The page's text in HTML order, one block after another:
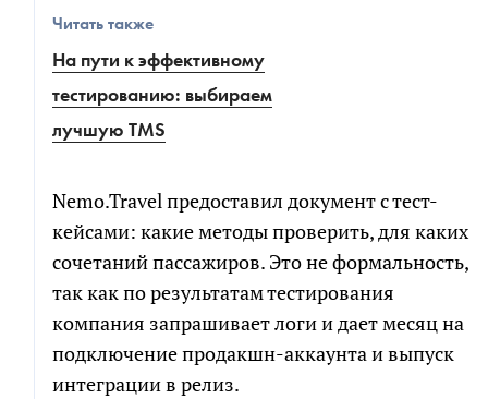
Читать также
На пути к эффективному
тестированию: выбираем
лучшую TMS
Nemo.Travel предоставил документ с тест-
кейсами: какие методы проверить, для каких
сочетаний пассажиров. Это не формальность,
так как по результатам тестирования
компания запрашивает логи и дает месяц на
подключение продакшн-аккаунта и выпуск
интеграции в релиз.